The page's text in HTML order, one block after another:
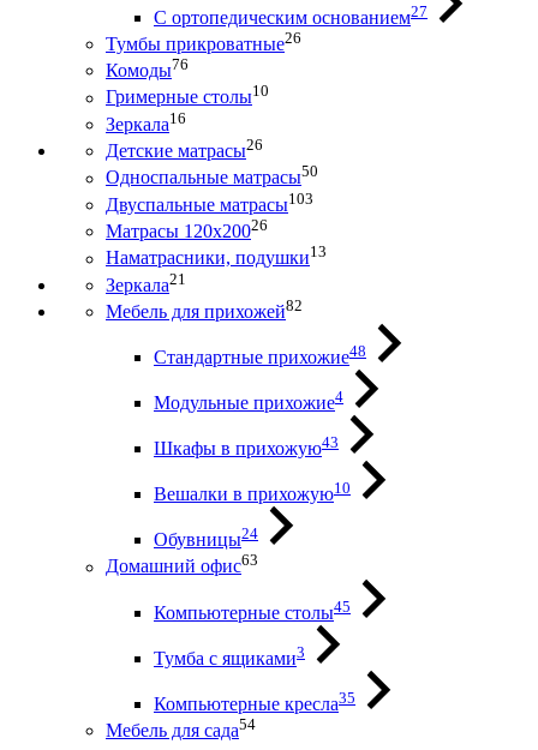
С ортопедическим основанием27
Тумбы прикроватные26
Комоды76
Гримерные столы10
Зеркала16
Детские матрасы26
Односпальные матрасы50
Двуспальные матрасы103
Матрасы 120х20026
Наматрасники, подушки13
Зеркала21
Мебель для прихожей82
Стандартные прихожие48
Модульные прихожие4
Шкафы в прихожую43
Вешалки в прихожую10
Обувницы24
Домашний офис63
Компьютерные столы45
Тумба с ящиками3
Компьютерные кресла35
Мебель для сада54